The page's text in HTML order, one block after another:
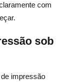
com
sob
impressão